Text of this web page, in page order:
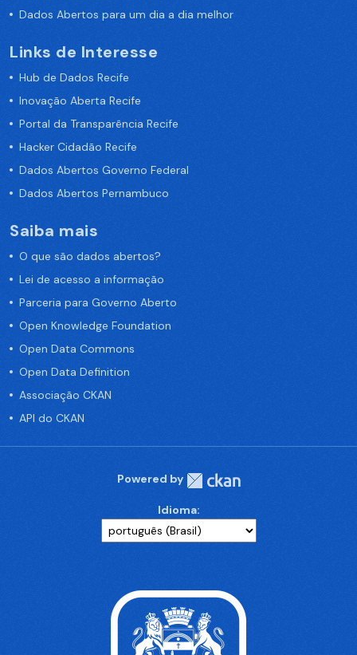
Dados Abertos para um dia a dia melhor
Links de Interesse
Hub de Dados Recife
Inovação Aberta Recife
Portal da Transparência Recife
Hacker Cidadão Recife
Dados Abertos Governo Federal
Dados Abertos Pernambuco
Saiba mais
O que são dados abertos?
Lei de acesso a informação
Parceria para Governo Aberto
Open Knowledge Foundation
Open Data Commons
Open Data Definition
Associação CKAN
API do CKAN
Powered by
Idioma